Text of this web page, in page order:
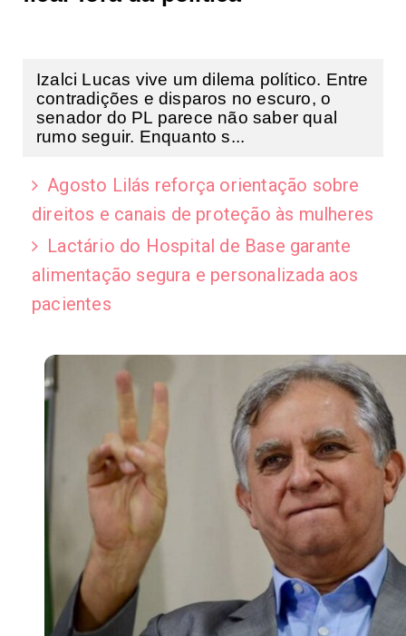
Izalci Lucas vive um dilema político. Entre
contradições e disparos no escuro, o
senador do PL parece não saber qual
rumo seguir. Enquanto s...
Agosto Lilás reforça orientação sobre
direitos e canais de proteção às mulheres
Lactário do Hospital de Base garante
alimentação segura e personalizada aos
pacientes